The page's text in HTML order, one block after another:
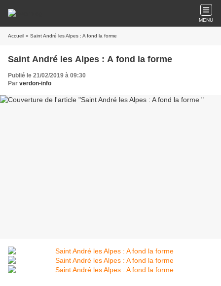
MENU
Accueil » Saint André les Alpes : A fond la forme
Saint André les Alpes : A fond la forme
Publié le 21/02/2019 à 09:30
Par verdon-info